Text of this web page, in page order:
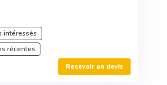
intéressés
récentes
Recevoir un devis